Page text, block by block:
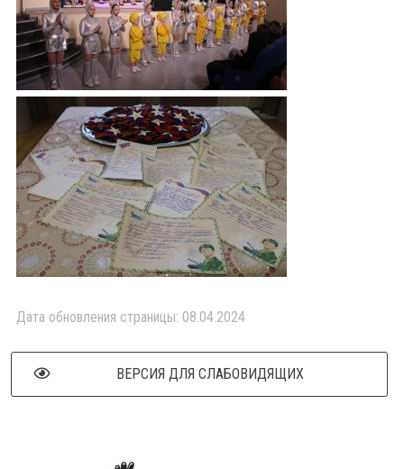
Дата обновления страницы: 08.04.2024
ВЕРСИЯ ДЛЯ СЛАБОВИДЯЩИХ